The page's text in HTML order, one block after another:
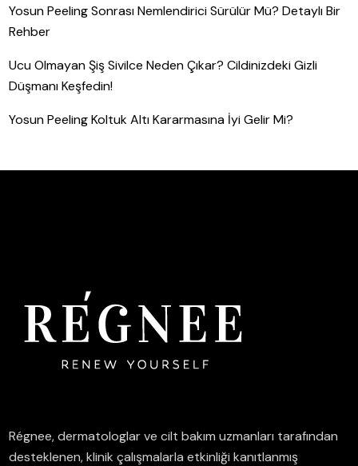
Yosun Peeling Sonrası Nemlendirici Sürülür Mü? Detaylı Bir
Rehber
Ucu Olmayan Şiş Sivilce Neden Çıkar? Cildinizdeki Gizli
Düşmanı Keşfedin!
Yosun Peeling Koltuk Altı Kararmasına İyi Gelir Mi?
Régnee, dermatologlar ve cilt bakım uzmanları tarafından
desteklenen, klinik çalışmalarla etkinliği kanıtlanmış